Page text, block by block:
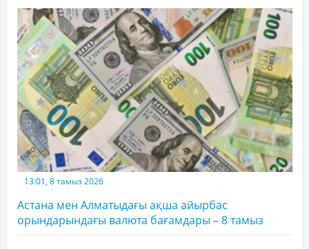
13:01, 8 тамыз 2026
Астана мен Алматыдағы ақша айырбас
орындарындағы валюта бағамдары – 8 тамыз